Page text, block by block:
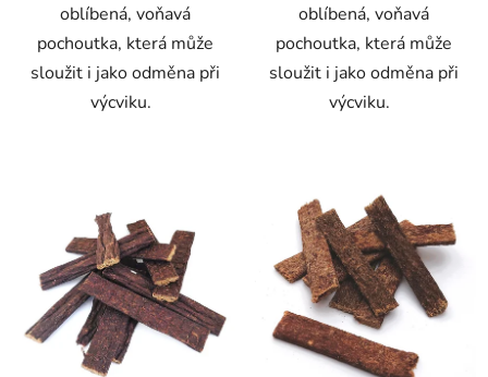
oblíbená, voňavá
pochoutka, která může
sloužit i jako odměna při
výcviku.
oblíbená, voňavá
pochoutka, která může
sloužit i jako odměna při
výcviku.